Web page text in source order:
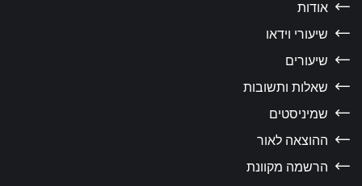
אודות
שיעורי וידאו
שיעורים
שאלות ותשובות
שמיניסטים
ההוצאה לאור
הרשמה מקוונת